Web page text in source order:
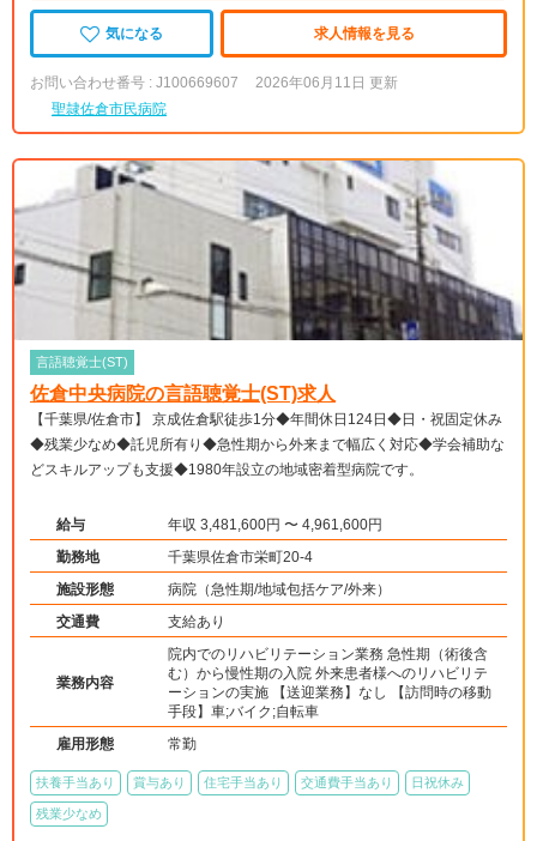
気になる 求人情報を見る
お問い合わせ番号 : J100669607
2026年06月11日 更新
聖隷佐倉市民病院
言語聴覚士(ST)
佐倉中央病院の言語聴覚士(ST)求人
【千葉県/佐倉市】 京成佐倉駅徒歩1分◆年間休日124日◆日・祝固定休み
◆残業少なめ◆託児所有り◆急性期から外来まで幅広く対応◆学会補助な
どスキルアップも支援◆1980年設立の地域密着型病院です。
給与
年収 3,481,600円 〜 4,961,600円
勤務地
千葉県佐倉市栄町20-4
施設形態
病院（急性期/地域包括ケア/外来）
交通費
支給あり
業務内容
院内でのリハビリテーション業務 急性期（術後含
む）から慢性期の入院 外来患者様へのリハビリテ
ーションの実施 【送迎業務】なし 【訪問時の移動
手段】車;バイク;自転車
雇用形態
常勤
扶養手当あり 賞与あり 住宅手当あり 交通費手当あり 日祝休み
残業少なめ